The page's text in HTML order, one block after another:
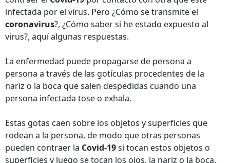
infectada por el virus. Pero ¿Cómo se transmite el
coronavirus?, ¿Cómo saber si he estado expuesto al
virus?, aquí algunas respuestas.
La enfermedad puede propagarse de persona a
persona a través de las gotículas procedentes de la
nariz o la boca que salen despedidas cuando una
persona infectada tose o exhala.
Estas gotas caen sobre los objetos y superficies que
rodean a la persona, de modo que otras personas
pueden contraer la Covid-19si tocan estos objetos o
superficies y luego se tocan los ojos, la nariz o la boca.